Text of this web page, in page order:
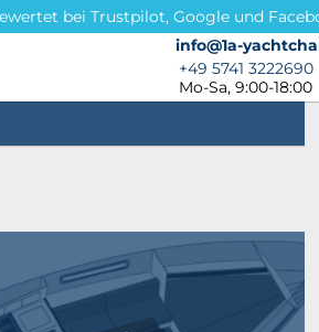
bei Trustpilot, Google und
info@1a-
info@1a-
+49 5741 3222690
+49 5741 3222690
Mo-Sa, 9:00-18:00